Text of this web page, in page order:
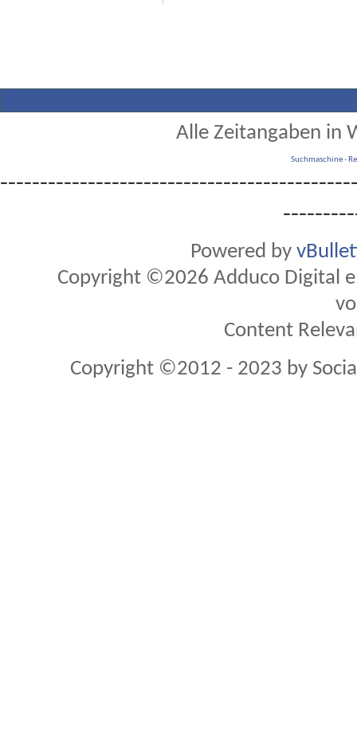
Alle Zeitangaben in
Suchmaschine-
Powered by
Copyright ©2026 Adduco Digital
Content
Copyright ©2012 - 2023 by